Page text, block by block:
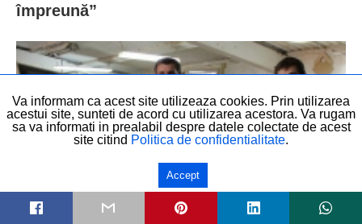
împreună”
Va informam ca acest site utilizeaza cookies. Prin utilizarea
acestui site, sunteti de acord cu utilizarea acestora. Va rugam
sa va informati in prealabil despre datele colectate de acest
site citind Politica de confidentialitate.
Accept